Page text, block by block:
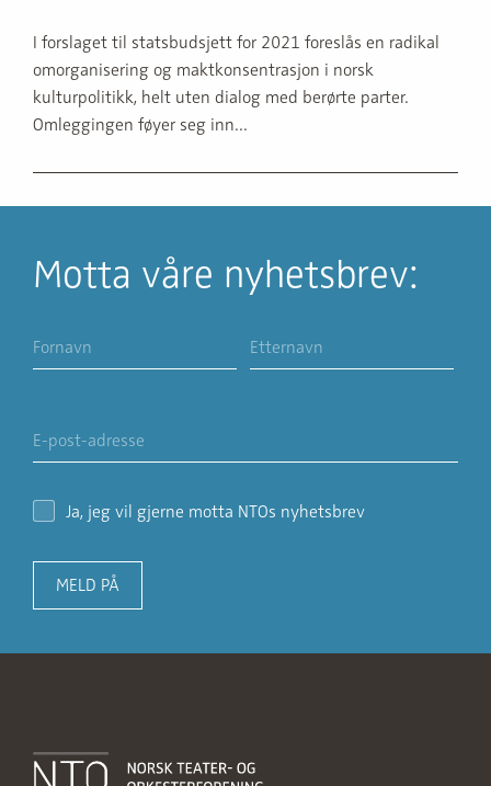
I forslaget til statsbudsjett for 2021 foreslås en radikal
omorganisering og maktkonsentrasjon i norsk
kulturpolitikk, helt uten dialog med berørte parter.
Omleggingen føyer seg inn...
Motta våre nyhetsbrev:
Ja, jeg vil gjerne motta NTOs nyhetsbrev
MELD PÅ